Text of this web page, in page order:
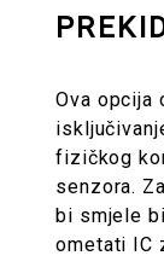
Ova opcija
fizičkog
senzora.
bi smjele
ometati IC